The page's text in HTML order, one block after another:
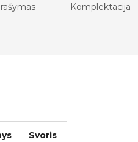
Komplektacija
Svoris